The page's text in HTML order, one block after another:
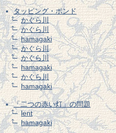
タッピング・ポンド
かぐら川
かぐら川
hamagaki
かぐら川
かぐら川
hamagaki
かぐら川
hamagaki
「二つの赤い灯」の問題
lent
hamagaki